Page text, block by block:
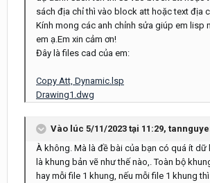
sách địa chỉ thì vào block att hoặc text địa
Kính mong các anh chỉnh sửa giúp em lisp
em ạ.Em xin cảm ơn!
Đây là files cad của em:
Copy Att, Dynamic.lsp
Drawing1.dwg
Vào lúc 5/11/2023 tại 11:29,
À không. Mà là đề bài của bạn có quá ít dữ
là khung bản vẽ như thế nào,. Toàn bộ
hay mỗi file 1 khung, nếu mỗi file 1 khung